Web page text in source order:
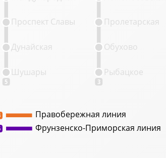
Правобережная линия
Фрунзенско-Приморская линия
5 3
Рыбацкое
Обухово
Пролетарская
Проспект Славы
Дунайская
Шушары